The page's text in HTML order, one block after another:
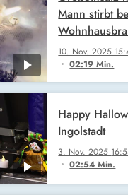
10. Nov. 2025
02:19 Min.
Mann stirbt
3. Nov. 2025
02:54 Min.
Happy
Ingolstadt